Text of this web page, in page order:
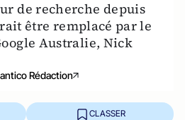
de recherche depuis
être remplacé par le
Australie, Nick
Rédaction
CLASSER